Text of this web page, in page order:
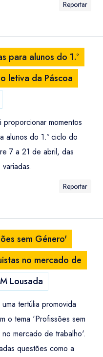
Reportar
para alunos do 1.º
letiva da Páscoa
momentos
alunos do 1.º ciclo do
7 a 21 de abril, das
Reportar
sem Género'
no mercado de
Lousada
tertúlia promovida
o tema 'Profissões sem
mercado de trabalho'.
questões como a